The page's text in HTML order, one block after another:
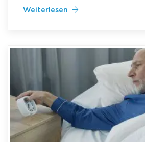
Weiterlesen